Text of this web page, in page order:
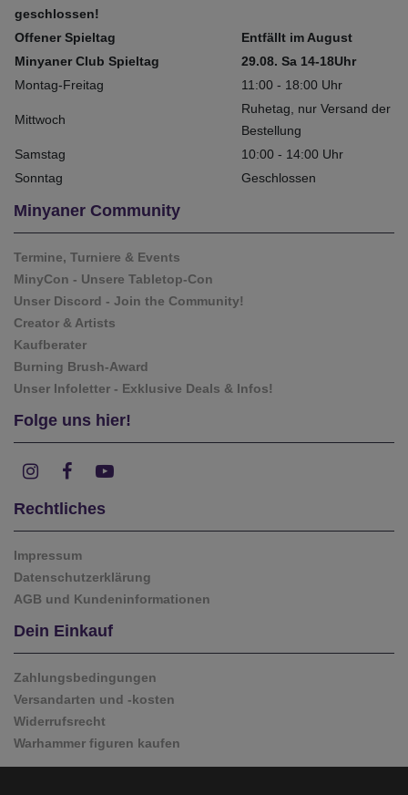
geschlossen!
Offener Spieltag
Entfällt im August
Minyaner Club Spieltag
29.08. Sa 14-18Uhr
Montag-Freitag
11:00 - 18:00 Uhr
Mittwoch
Ruhetag, nur Versand der
Bestellung
Samstag
10:00 - 14:00 Uhr
Sonntag
Geschlossen
Minyaner Community
Termine, Turniere & Events
MinyCon - Unsere Tabletop-Con
Unser Discord - Join the Community!
Creator & Artists
Kaufberater
Burning Brush-Award
Unser Infoletter - Exklusive Deals & Infos!
Folge uns hier!
Rechtliches
Impressum
Datenschutzerklärung
AGB und Kundeninformationen
Dein Einkauf
Zahlungsbedingungen
Versandarten und -kosten
Widerrufsrecht
Warhammer figuren kaufen